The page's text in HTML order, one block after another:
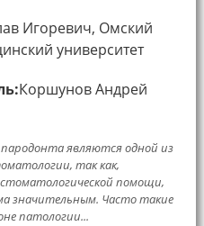
Игоревич, Омский
университет
Коршунов Андрей
являются одной из
так как,
помощи,
значительным. Часто такие
патологии...